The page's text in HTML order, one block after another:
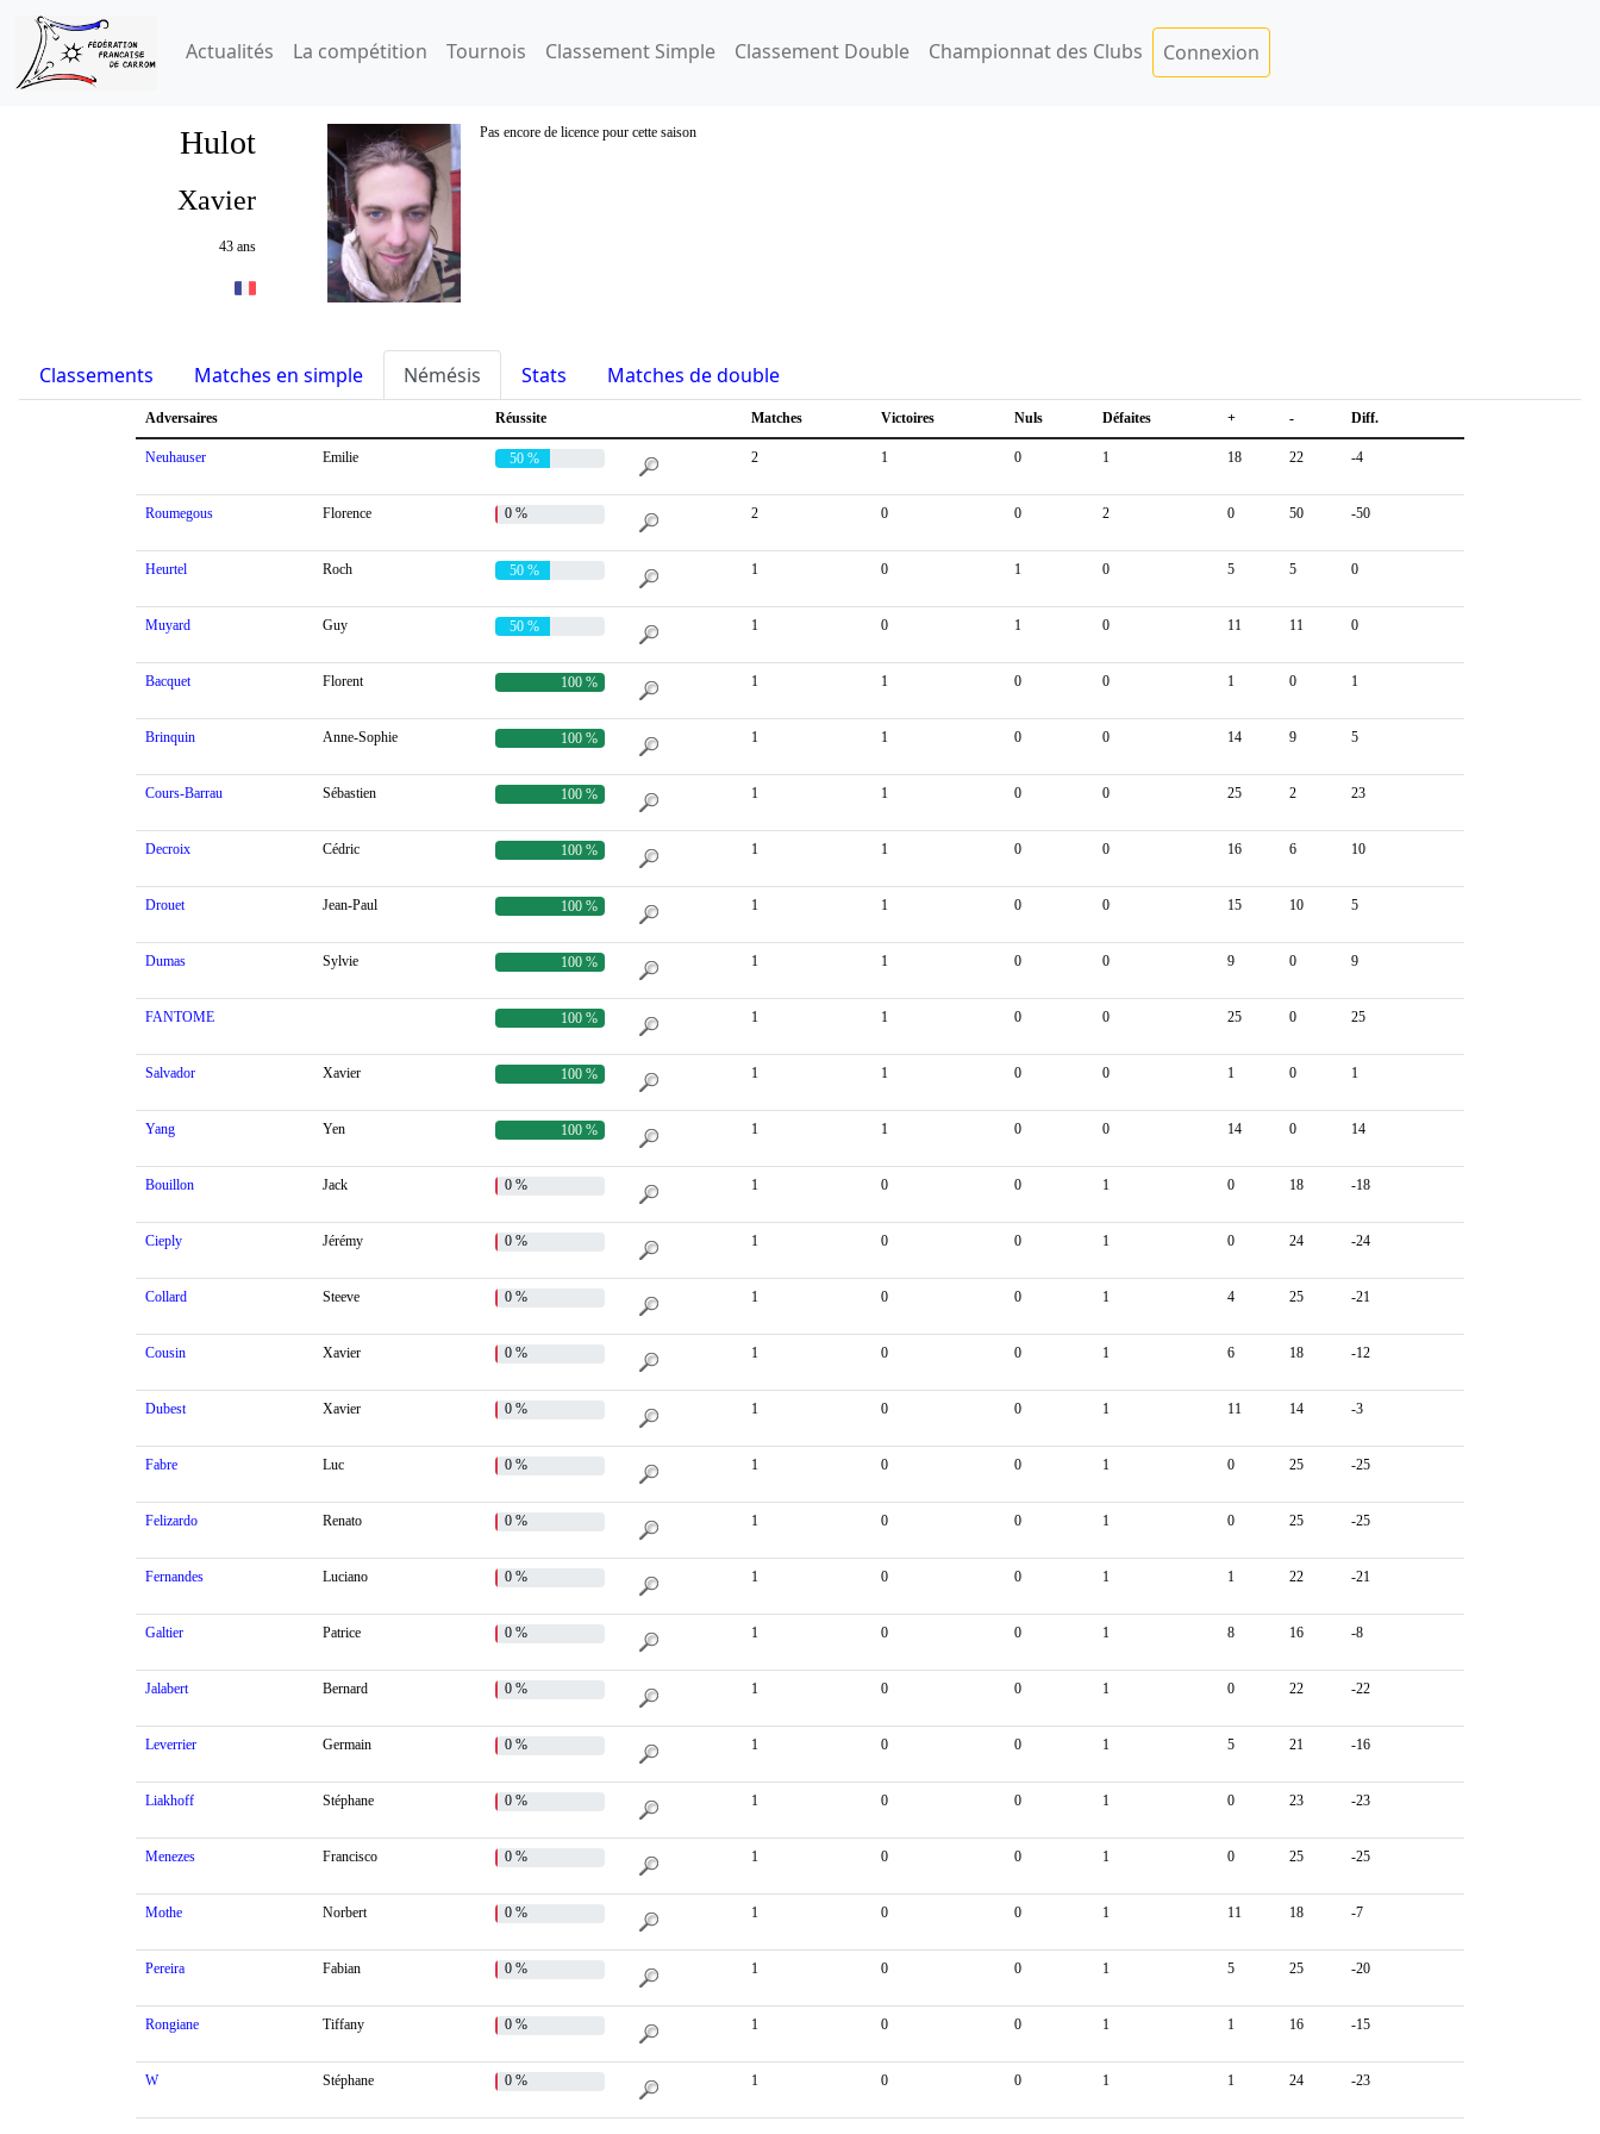
Actualités La compétition Tournois Classement Simple Classement Double Championnat des Clubs Connexion
Hulot Pas encore de licence pour cette saison
Xavier
43 ans
Classements Matches en simple Némésis Stats Matches de double
Adversaires Réussite Matches Victoires Nuls Défaites + - Diff.
Neuhauser Emilie 50 % 2 1 0 1 18 22 -4
Roumegous Florence 0 % 2 0 0 2 0 50 -50
Heurtel Roch 50 % 1 0 1 0 5 5 0
Muyard Guy 50 % 1 0 1 0 11 11 0
Bacquet Florent 100 % 1 1 0 0 1 0 1
Brinquin Anne-Sophie 100 % 1 1 0 0 14 9 5
Cours-Barrau Sébastien 100 % 1 1 0 0 25 2 23
Decroix Cédric 100 % 1 1 0 0 16 6 10
Drouet Jean-Paul 100 % 1 1 0 0 15 10 5
Dumas Sylvie 100 % 1 1 0 0 9 0 9
FANTOME 100 % 1 1 0 0 25 0 25
Salvador Xavier 100 % 1 1 0 0 1 0 1
Yang Yen 100 % 1 1 0 0 14 0 14
Bouillon Jack 0 % 1 0 0 1 0 18 -18
Cieply Jérémy 0 % 1 0 0 1 0 24 -24
Collard Steeve 0 % 1 0 0 1 4 25 -21
Cousin Xavier 0 % 1 0 0 1 6 18 -12
Dubest Xavier 0 % 1 0 0 1 11 14 -3
Fabre Luc 0 % 1 0 0 1 0 25 -25
Felizardo Renato 0 % 1 0 0 1 0 25 -25
Fernandes Luciano 0 % 1 0 0 1 1 22 -21
Galtier Patrice 0 % 1 0 0 1 8 16 -8
Jalabert Bernard 0 % 1 0 0 1 0 22 -22
Leverrier Germain 0 % 1 0 0 1 5 21 -16
Liakhoff Stéphane 0 % 1 0 0 1 0 23 -23
Menezes Francisco 0 % 1 0 0 1 0 25 -25
Mothe Norbert 0 % 1 0 0 1 11 18 -7
Pereira Fabian 0 % 1 0 0 1 5 25 -20
Rongiane Tiffany 0 % 1 0 0 1 1 16 -15
W Stéphane 0 % 1 0 0 1 1 24 -23